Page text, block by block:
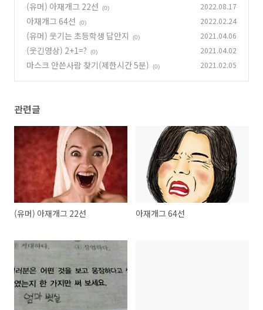
(유머) 아재개그 22선
(0) 2022.08.17
아재개그 64선 (0) 2022.02.24
(유머) 웃기는 초등학생 답안지 (0) 2021.04.06
(웃긴영상) 2+1=? (0) 2021.04.02
마스크 안쓴사람 찾기(제한시간 5분) (0) 2021.02.05
관련글
(유머) 아재개그 22선 아재개그 64선